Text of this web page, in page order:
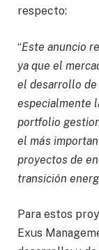
respecto:
“Este anuncio
ya que el
el desarrollo
especialmente
portfolio
el más
proyectos de
transición
Para estos
Exus